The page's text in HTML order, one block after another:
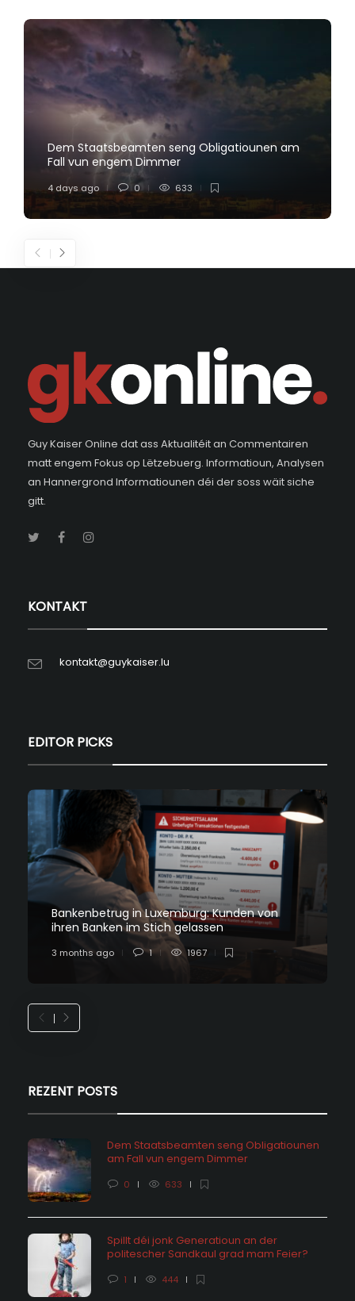
Dem Staatsbeamten seng Obligatiounen am
Fall vun engem Dimmer
4 days ago 0 633
Guy Kaiser Online dat ass Aktualitéit an Commentairen
matt engem Fokus op Lëtzebuerg. Informatioun, Analysen
an Hannergrond Informatiounen déi der soss wäit siche
gitt.
KONTAKT
kontakt@guykaiser.lu
EDITOR PICKS
Bankenbetrug in Luxemburg: Kunden von
ihren Banken im Stich gelassen
3 months ago 1 1967
REZENT POSTS
Dem Staatsbeamten seng Obligatiounen
am Fall vun engem Dimmer
0 633
Spillt déi jonk Generatioun an der
politescher Sandkaul grad mam Feier?
1 444